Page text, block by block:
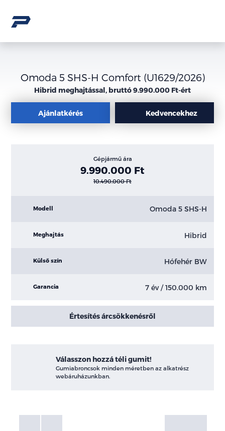
Omoda 5 SHS-H Comfort (U1629/2026)
Hibrid meghajtással, bruttó 9.990.000 Ft-ért
Ajánlatkérés Kedvencekhez
Gépjármű ára
9.990.000 Ft
10.490.000 Ft
Modell Omoda 5 SHS-H
Meghajtás Hibrid
Külső szín Hófehér BW
Garancia 7 év / 150.000 km
Értesítés árcsökkenésről
Válasszon hozzá téli gumit!
Gumiabroncsok minden méretben az alkatrész
webáruházunkban.
Galéria